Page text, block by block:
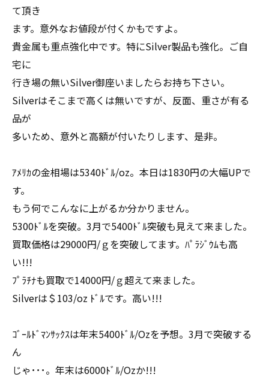
て頂き
ます。意外なお値段が付くかもですよ。
貴金属も重点強化中です。特にSilver製品も強化。ご自
宅に
行き場の無いSilver御座いましたらお持ち下さい。
Silverはそこまで高くは無いですが、反面、重さが有る
品が
多いため、意外と高額が付いたりします、是非。
ｱﾒﾘｶの金相場は5340ﾄﾞﾙ/oz。本日は1830円の大幅UPで
す。
もう何でこんなに上がるか分かりません。
5300ﾄﾞﾙを突破。3月で5400ﾄﾞﾙ突破も見えて来ました。
買取価格は29000円/ｇを突破してます。ﾊﾟﾗｼﾞｳﾑも高
い!!!
ﾌﾟﾗﾁﾅも買取で14000円/ｇ超えて来ました。
Silverは＄103/oz ﾄﾞﾙです。高い!!!
ｺﾞｰﾙﾄﾞﾏﾝｻｯｸｽは年末5400ﾄﾞﾙ/Ozを予想。3月で突破する
ん
じゃ･･･。年末は6000ﾄﾞﾙ/Ozか!!!